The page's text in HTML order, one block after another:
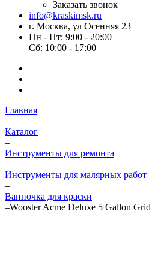
Заказать звонок
info@kraskimsk.ru
г. Москва, ул Осенняя 23
Пн - Пт: 9:00 - 20:00
Сб: 10:00 - 17:00
Главная
–
Каталог
–
Инструменты для ремонта
–
Инструменты для малярных работ
–
Ванночка для краски
–Wooster Acme Deluxe 5 Gallon Grid